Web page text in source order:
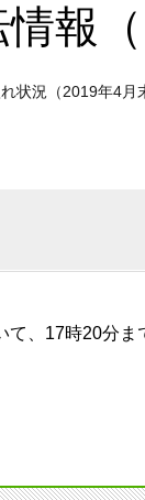
報（
状況（2019年4月
、17時20分